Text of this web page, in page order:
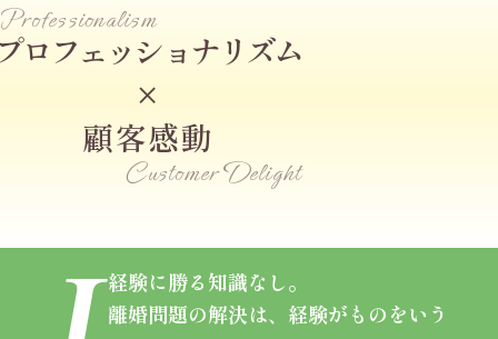
Professionalism
ロフェッショナリズム
×
顧客感動
Customer Delight
経験に勝る知識なし。
離婚問題の解決は、 経験がものをいう